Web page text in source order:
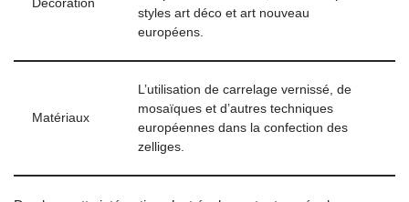
Décoration
styles art déco et art nouveau
européens.
Matériaux
L’utilisation de carrelage vernissé, de
mosaïques et d’autres techniques
européennes dans la confection des
zelliges.